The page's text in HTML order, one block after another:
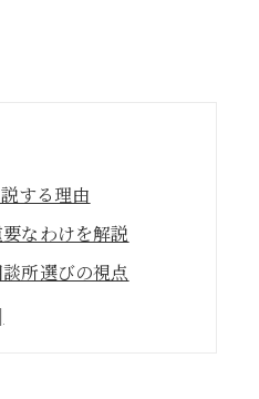
する理由
なわけを解説
所選びの視点
費用面で考える